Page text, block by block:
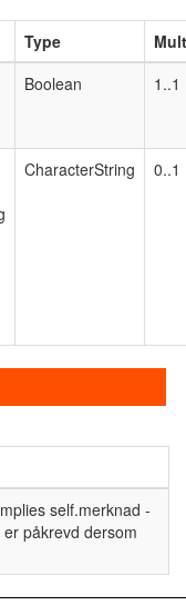
Type
Boolean 1..1
CharacterString 0..1
self.merknad -
påkrevd dersom